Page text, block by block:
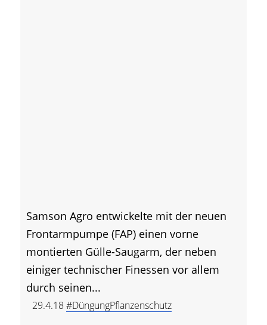
Samson Agro entwickelte mit der neuen
Frontarmpumpe (FAP) einen vorne
montierten Gülle-Saugarm, der neben
einiger technischer Finessen vor allem
durch seinen...
29.4.18#DüngungPflanzenschutz